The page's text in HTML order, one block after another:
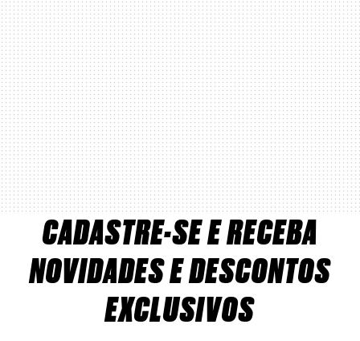
CADASTRE-SE E RECEBA
NOVIDADES E DESCONTOS
EXCLUSIVOS